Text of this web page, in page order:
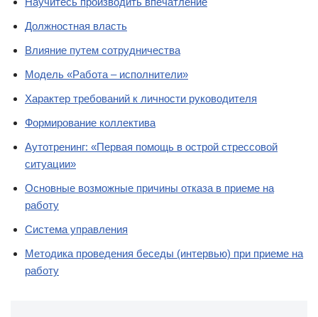
Должностная власть
Влияние путем сотрудничества
Модель «Работа – исполнители»
Характер требований к личности руководителя
Формирование коллектива
Аутотренинг: «Первая помощь в острой стрессовой
ситуации»
Основные возможные причины отказа в приеме на
работу
Система управления
Методика проведения беседы (интервью) при приеме на
работу